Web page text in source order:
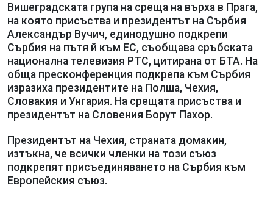
Вишеградската група на среща на върха в Прага,
на която присъства и президентът на Сърбия
Александър Вучич, единодушно подкрепи
Сърбия на пътя й към ЕС, съобщава сръбската
национална телевизия РТС, цитирана от БТА. На
обща пресконференция подкрепа към Сърбия
изразиха президентите на Полша, Чехия,
Словакия и Унгария. На срещата присъства и
президентът на Словения Борут Пахор.
Президентът на Чехия, страната домакин,
изтъкна, че всички членки на този съюз
подкрепят присъединяването на Сърбия към
Европейския съюз.